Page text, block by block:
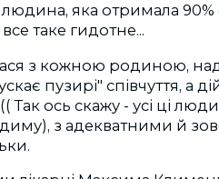
людина, яка отримала
таке гидотне...
з кожною родиною,
пузирі" співчуття, а
Так ось скажу - усі ці
з адекватними й